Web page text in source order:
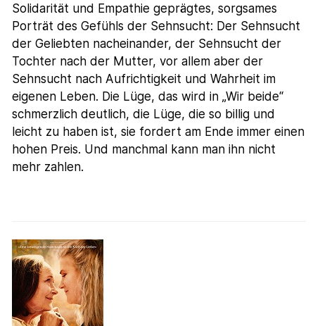
Solidarität und Empathie geprägtes, sorgsames
Porträt des Gefühls der Sehnsucht: Der Sehnsucht
der Geliebten nacheinander, der Sehnsucht der
Tochter nach der Mutter, vor allem aber der
Sehnsucht nach Aufrichtigkeit und Wahrheit im
eigenen Leben. Die Lüge, das wird in „Wir beide“
schmerzlich deutlich, die Lüge, die so billig und
leicht zu haben ist, sie fordert am Ende immer einen
hohen Preis. Und manchmal kann man ihn nicht
mehr zahlen.